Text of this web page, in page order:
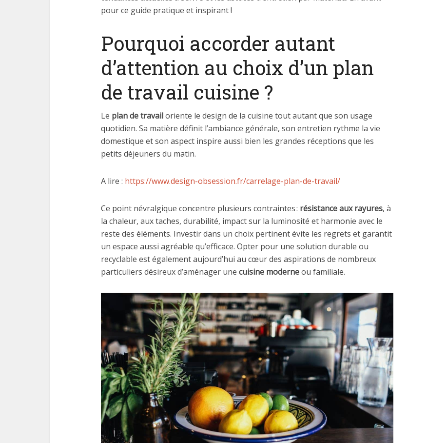
pour ce guide pratique et inspirant !
Pourquoi accorder autant
d’attention au choix d’un plan
de travail cuisine ?
Le plan de travailoriente le design de la cuisine tout autant que son usage
quotidien. Sa matière définit l’ambiance générale, son entretien rythme la vie
domestique et son aspect inspire aussi bien les grandes réceptions que les
petits déjeuners du matin.
A lire : https://www.design-obsession.fr/carrelage-plan-de-travail/
Ce point névralgique concentre plusieurs contraintes : résistance aux rayures, à
la chaleur, aux taches, durabilité, impact sur la luminosité et harmonie avec le
reste des éléments. Investir dans un choix pertinent évite les regrets et garantit
un espace aussi agréable qu’efficace. Opter pour une solution durable ou
recyclable est également aujourd’hui au cœur des aspirations de nombreux
particuliers désireux d’aménager une cuisine moderneou familiale.